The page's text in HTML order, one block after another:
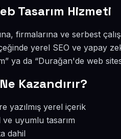
Tasarım Hizmeti
firmalarına ve serbest
yerel SEO ve yapay
ya da “Durağan'de web
Kazandırır?
yazılmış yerel içerik
ve uyumlu tasarım
dahil